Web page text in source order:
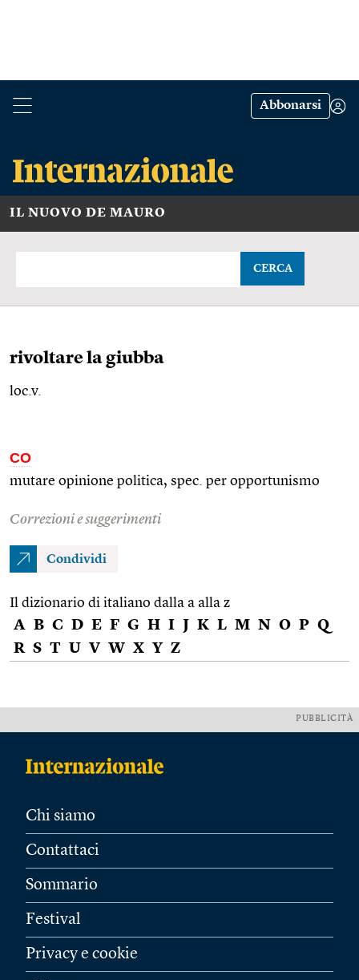
Abbonarsi
IL NUOVO DE MAURO
CERCA
rivoltare la giubba
loc.v.
CO
mutare opinione politica, spec. per opportunismo
Correzioni e suggerimenti
Condividi
Il dizionario di italiano dalla a alla z
A B C D E F G H I J K L M N O P Q
R S T U V W X Y Z
PUBBLICITÀ
Chi siamo
Contattaci
Sommario
Festival
Privacy e cookie